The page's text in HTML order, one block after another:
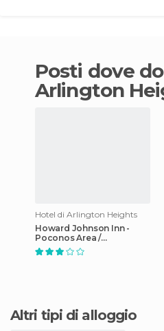
Posti dove dormire a
Arlington
Hotel di Arlington Heights
Howard Johnson Inn -
Poconos Area /
Bartonsville
Altri tipi di alloggio